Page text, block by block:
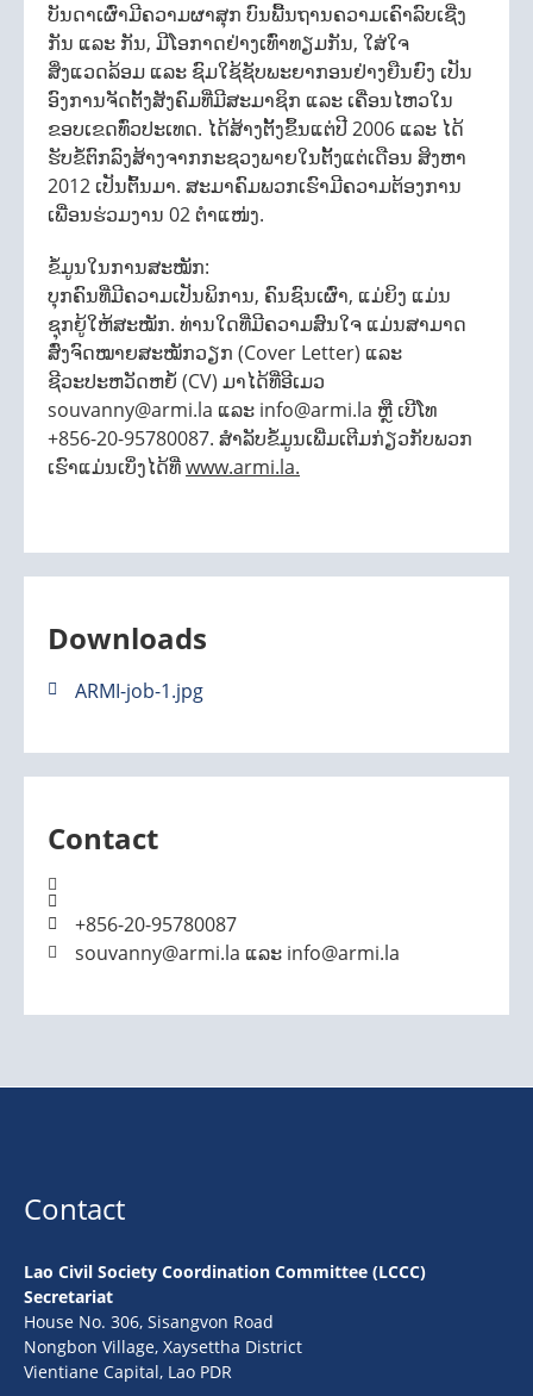
ບັນດາເຜົ່າມີຄວາມຜາສຸກ ບົນພື້ນຖານຄວາມເຄົາລົບເຊີ່ງ
ກັນ ແລະ ກັນ, ມີໂອກາດຢ່າງເທົ່າທຽມກັນ, ໃສ່ໃຈ
ສິ່ງແວດລ້ອມ ແລະ ຊົມໃຊ້ຊັບພະຍາກອນຢ່າງຍືນຍົງ ເປັນ
ອົງການຈັດຕັ້ງສັງຄົມທີ່ມີສະມາຊິກ ແລະ ເຄື່ອນໄຫວໃນ
ຂອບເຂດທົ່ວປະເທດ. ໄດ້ສ້າງຕັ້ງຂຶ້ນແຕ່ປີ 2006 ແລະ ໄດ້
ຮັບຂໍ້ຕົກລົງສ້າງຈາກກະຊວງພາຍໃນຕັ້ງແຕ່ເດືອນ ສິງຫາ
2012 ເປັນຕົ້ນມາ. ສະມາຄົມພວກເຮົາມີຄວາມຕ້ອງການ
ເພື່ອນຮ່ວມງານ 02 ຕໍາແໜ່ງ.
ຂໍ້ມູນໃນການສະໝັກ:
ບຸກຄົນທີ່ມີຄວາມເປັນພິການ, ຄົນຊົນເຜົ່າ, ແມ່ຍິງ ແມ່ນ
ຊຸກຍູ້ໃຫ້ສະໝັກ. ທ່ານໃດທີ່ມີຄວາມສົນໃຈ ແມ່ນສາມາດ
ສົ່ງຈົດໝາຍສະໝັກວຽກ (Cover Letter) ແລະ
ຊີວະປະຫວັດຫຍໍ້ (CV) ມາໄດ້ທີ່ອີເມວ
souvanny@armi.la ແລະ info@armi.la ຫຼື ເບີໂທ
+856-20-95780087. ສໍາລັບຂໍ້ມູນເພີ່ມເຕີມກ່ຽວກັບພວກ
ເຮົາແມ່ນເບິ່ງໄດ້ທີ່www.armi.la.
Downloads
ARMI-job-1.jpg
Contact
+856-20-95780087
souvanny@armi.la ແລະ info@armi.la
Contact
Lao Civil Society Coordination Committee (LCCC)
Secretariat
House No. 306, Sisangvon Road
Nongbon Village, Xaysettha District
Vientiane Capital, Lao PDR